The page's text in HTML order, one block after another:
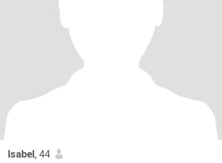
Isabel, 44